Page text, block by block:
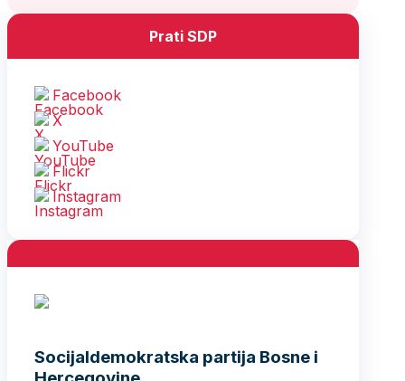
Prati SDP
Facebook
X
YouTube
Flickr
Instagram
Socijaldemokratska partija Bosne i